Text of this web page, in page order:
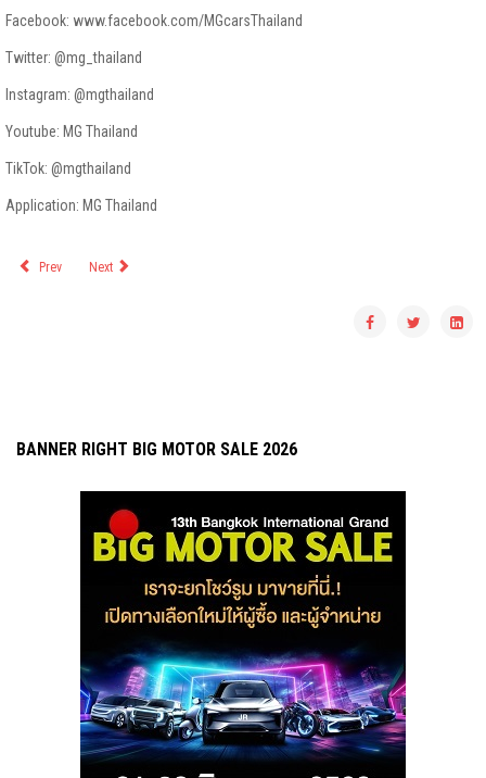
Facebook: www.facebook.com/MGcarsThailand
Twitter: @mg_thailand
Instagram: @mgthailand
Youtube: MG Thailand
TikTok: @mgthailand
Application: MG Thailand
Prev Next
BANNER RIGHT BIG MOTOR SALE 2026